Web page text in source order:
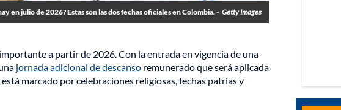
en julio de 2026? Estas son las dos fechas oficiales en Colombia. - Getty Images
a partir de 2026. Con la entrada en vigencia de una
jornada adicional de descanso remunerado que será aplicada
marcado por celebraciones religiosas, fechas patrias y